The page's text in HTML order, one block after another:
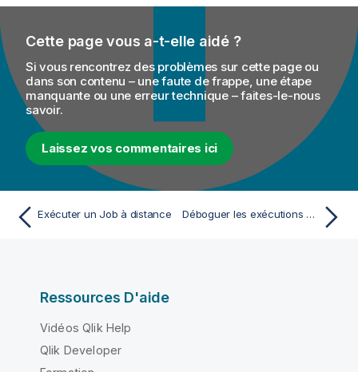
Cette page vous a-t-elle aidé ?
Si vous rencontrez des problèmes sur cette page ou
dans son contenu – une faute de frappe, une étape
manquante ou une erreur technique – faites-le-nous
savoir.
Laissez vos commentaires ici
Exécuter un Job à distance Déboguer les exécutions du moteur distant
Ressources D'aide
Vidéos Qlik Help
Qlik Developer